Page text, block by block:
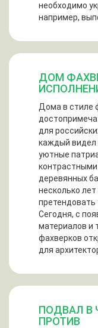
необходимо
например,
ДОМ
Дома в стиле
для
каждый видел
уютные
деревянных
несколько
претендовать
Сегодня, с
материалов и
фахверков
для
ПОДВАЛ В
ПРОТИВ